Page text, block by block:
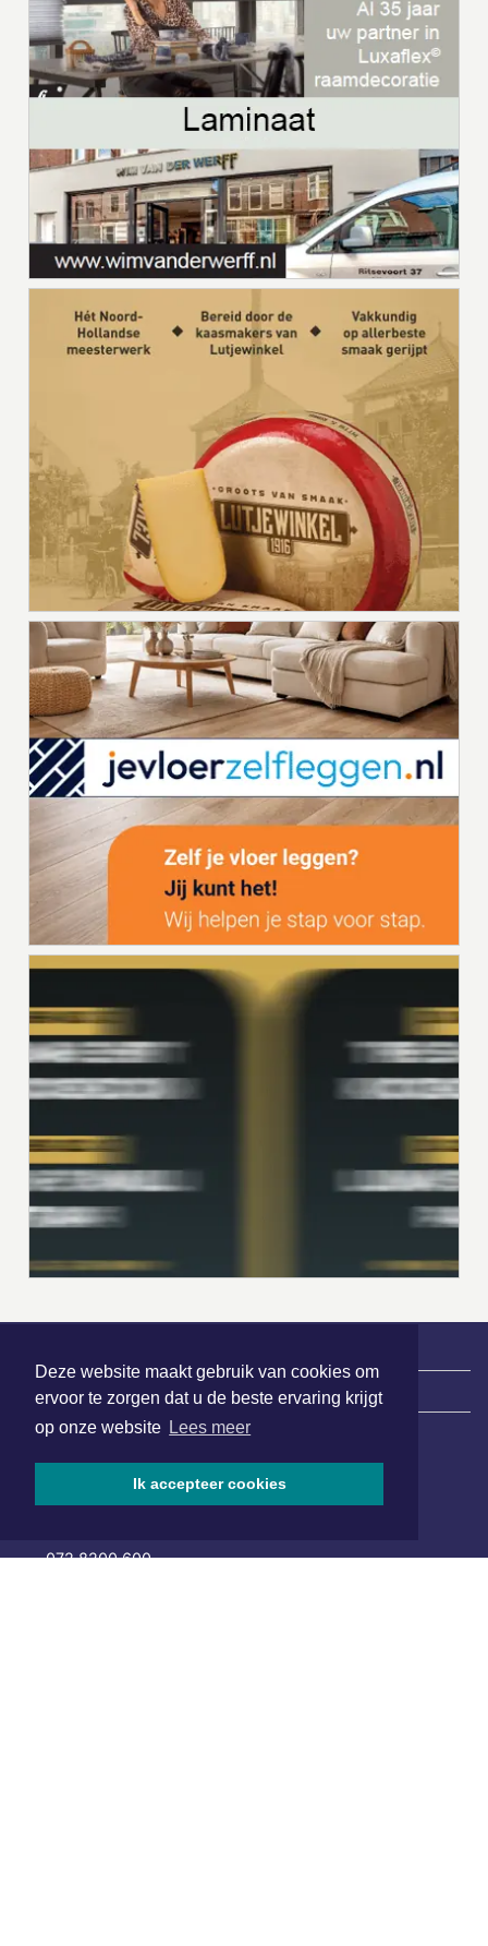
Deze website maakt gebruik van cookies om
ervoor te zorgen dat u de beste ervaring krijgt
op onze website Lees meer
Ik accepteer cookies
| Nieuws | Sport | Evenementen
van Benthuizenlaan 1
072 8200 600